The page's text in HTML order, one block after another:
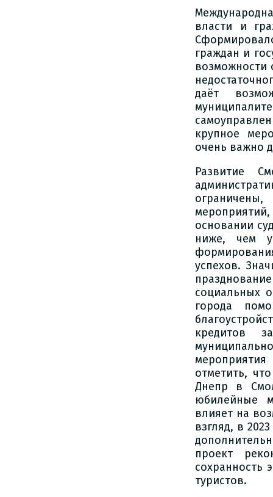
власти и
граждан и
возможности
даёт
крупное
очень важно
Развитие
основании
ниже, чем у
успехов.
социальных
города
кредитов
мероприятия
отметить,
Днепр в
юбилейные
влияет на
взгляд, в
проект
сохранность
туристов.